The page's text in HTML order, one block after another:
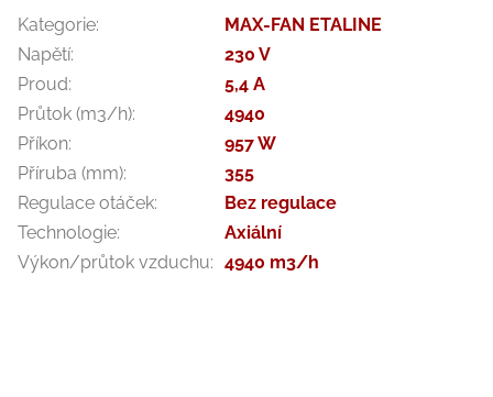
Kategorie:
MAX-FAN ETALINE
Napětí:
230 V
Proud:
5,4 A
Průtok (m3/h):
4940
Příkon:
957 W
Příruba (mm):
355
Regulace otáček:
Bez regulace
Technologie:
Axiální
Výkon/průtok vzduchu: 4940 m3/h